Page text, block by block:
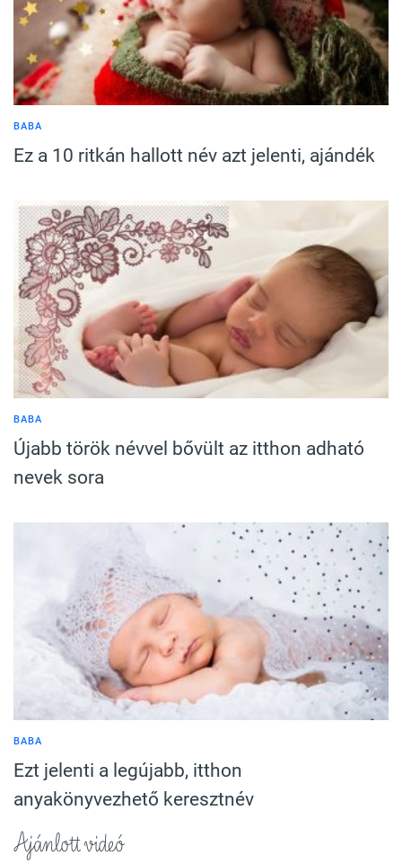
BABA
Ez a 10 ritkán hallott név azt jelenti, ajándék
BABA
Újabb török névvel bővült az itthon adható
nevek sora
BABA
Ezt jelenti a legújabb, itthon
anyakönyvezhető keresztnév
Ajánlott videó